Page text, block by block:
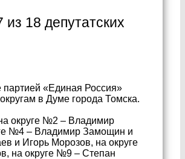
18 депутатских
«Единая Россия»
в Думе города Томска.
округе №2 – Владимир
№4 – Владимир Замощин и
и Игорь Морозов, на округе
на округе №9 – Степан